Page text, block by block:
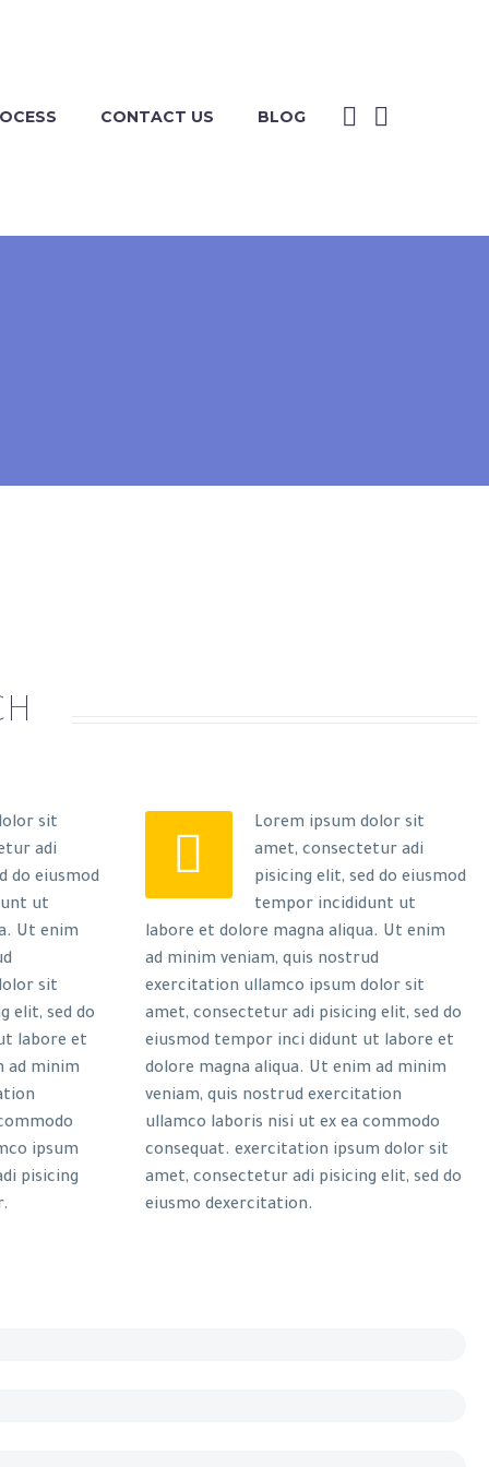
CONTACT US BLOG
sit
adi
do eiusmod
ut
Ut enim
sit
elit, sed do
labore et
ad minim
ipsum
pisicing


Lorem ipsum dolor sit
amet, consectetur adi
pisicing elit, sed do eiusmod
tempor incididunt ut
labore et dolore magna aliqua. Ut enim
ad minim veniam, quis nostrud
exercitation ullamco ipsum dolor sit
amet, consectetur adi pisicing elit, sed do
eiusmod tempor inci didunt ut labore et
dolore magna aliqua. Ut enim ad minim
veniam, quis nostrud exercitation
ullamco laboris nisi ut ex ea commodo
consequat. exercitation ipsum dolor sit
amet, consectetur adi pisicing elit, sed do
eiusmo dexercitation.